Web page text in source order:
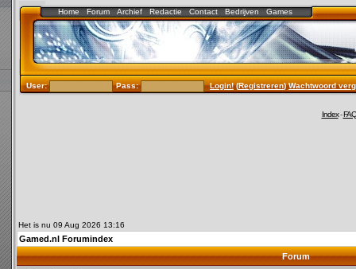
Home Forum Archief Redactie Contact Bedrijven Games
User: Pass: Login!(Registreren)Wachtwoord
Index-FAQ
Het is nu 09 Aug 2026 13:16
Gamed.nl Forumindex
Forum